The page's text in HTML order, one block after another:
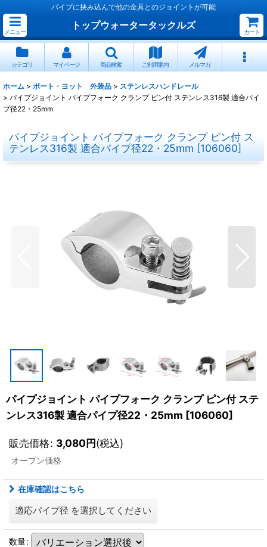
パイプに挟み込んで他の金具とのジョイントが可能
メニュー
トップウォータータックルズ
カート
カテゴリ マイページ 商品検索 ご利用案内 メルマガ
ホーム > ボート・ヨット 外装品 > ステンレスハンドレール
> パイプジョイント パイプフォーク クランプ ピン付 ステンレス316製 適合パイ
プ径22・25mm
パイプジョイント パイプフォーク クランプ ピン付 ス
テンレス316製 適合パイプ径22・25mm [106060]
パイプジョイント パイプフォーク クランプ ピン付 ステ
ンレス316製 適合パイプ径22・25mm [106060]
販売価格: 3,080円(税込)
オープン価格
在庫確認はこちら
適応パイプ径 を選択してください
数量: